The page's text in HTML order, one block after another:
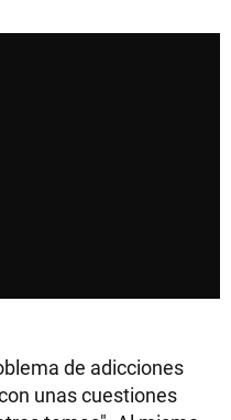
de adicciones
unas cuestiones